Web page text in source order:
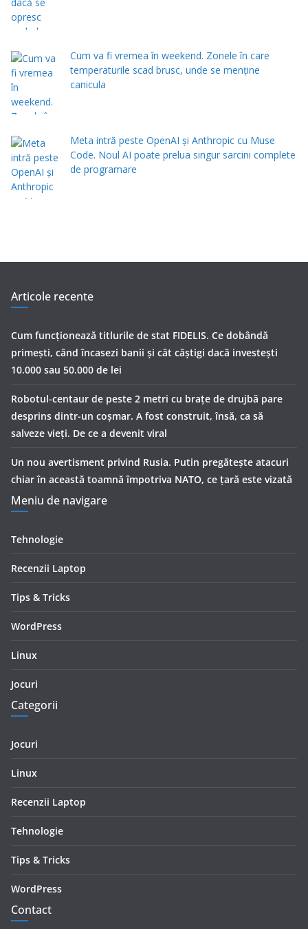
Cum va fi vremea în weekend. Zonele în care
temperaturile scad brusc, unde se menţine
canicula
Meta intră peste OpenAI și Anthropic cu Muse
Code. Noul AI poate prelua singur sarcini complete
de programare
Articole recente
Cum funcționează titlurile de stat FIDELIS. Ce dobândă
primești, când încasezi banii şi cât câștigi dacă investești
10.000 sau 50.000 de lei
Robotul-centaur de peste 2 metri cu brațe de drujbă pare
desprins dintr-un coșmar. A fost construit, însă, ca să
salveze vieți. De ce a devenit viral
Un nou avertisment privind Rusia. Putin pregăteşte atacuri
chiar în această toamnă împotriva NATO, ce țară este vizată
Meniu de navigare
Tehnologie
Recenzii Laptop
Tips & Tricks
WordPress
Linux
Jocuri
Categorii
Jocuri
Linux
Recenzii Laptop
Tehnologie
Tips & Tricks
WordPress
Contact